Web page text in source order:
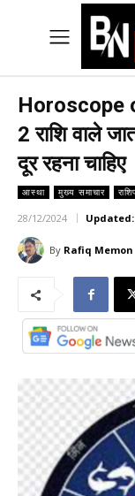
Horoscope
2 राशि वाले
दूर रहना चाहिए
आस्था मुख्य समाचार
28/12/2024 Updated:
By Rafiq Memon